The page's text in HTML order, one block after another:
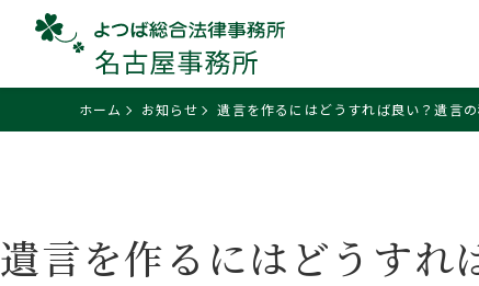
ホーム お知らせ 遺言を作るにはどうすれば良い？遺言
遺言を作るにはどうすれ